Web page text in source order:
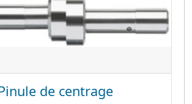
de centrage